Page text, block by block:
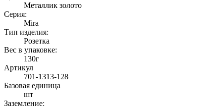
Металлик золото
Серия:
Mira
Тип изделия:
Розетка
Вес в упаковке:
130г
Артикул
701-1313-128
Базовая единица
шт
Заземление: